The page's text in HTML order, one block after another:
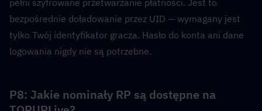
bezpośrednie doładowanie przez UID — wymagany jest
tylko Twój identyfikator gracza. Hasło do konta ani dane
logowania nigdy nie są potrzebne.
P8: Jakie nominały RP są dostępne na